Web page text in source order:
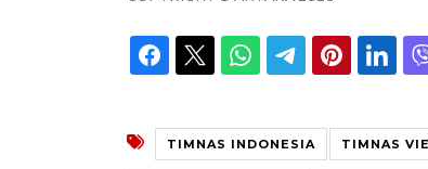
TIMNAS INDONESIA TIMNAS